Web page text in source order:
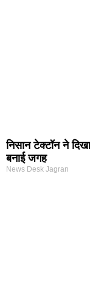
निसान टेक्टॉन ने
बनाई जगह
News Desk Jagran